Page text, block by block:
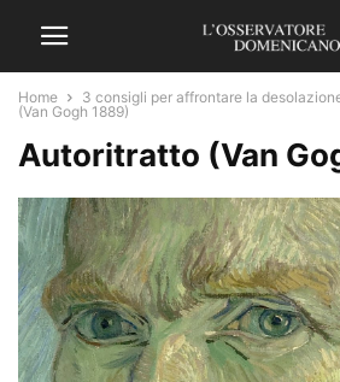
Home 3 consigli per affrontare la
(Van Gogh 1889)
Autoritratto (Van